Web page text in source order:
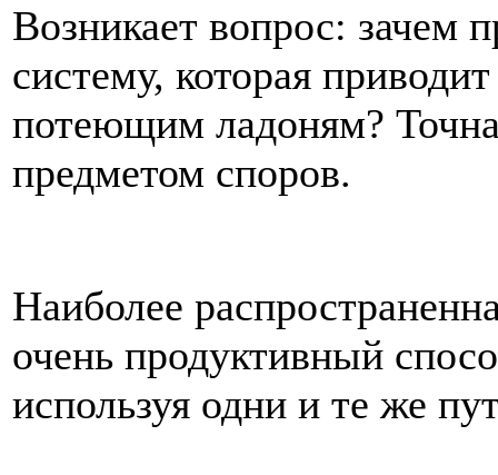
Возникает вопрос: зачем
систему, которая
потеющим ладоням?
предметом споров.
Наиболее
очень продуктивный
используя одни и те же